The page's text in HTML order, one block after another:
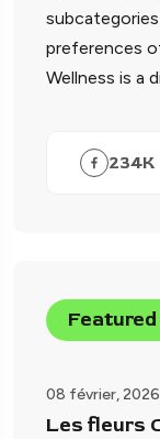
preferences
Wellness is a
234K
08 février, 2026
Les fleurs